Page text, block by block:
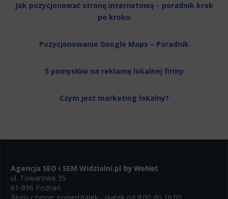
Jak pozycjonować stronę internetową – poradnik krok
po kroku
Pozycjonowanie Google Maps – Poradnik
5 pomysłów na reklamę lokalnej firmy
Czym jest marketing lokalny?
Agencja SEO i SEM Widzialni.pl
ul. Towarowa 35
61-896 Poznań